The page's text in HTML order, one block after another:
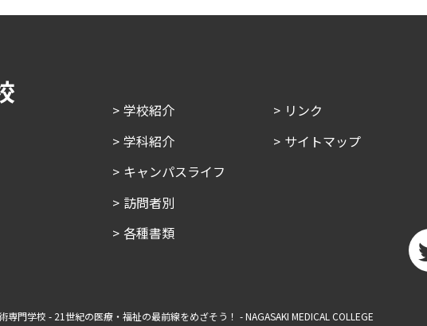
学校紹介
学科紹介
キャンパスライフ
訪問者別
各種書類
リンク
サイトマップ
門学校 - 21世紀の医療・福祉の最前線をめざそう！ - NAGASAKI MEDICAL COLLEGE